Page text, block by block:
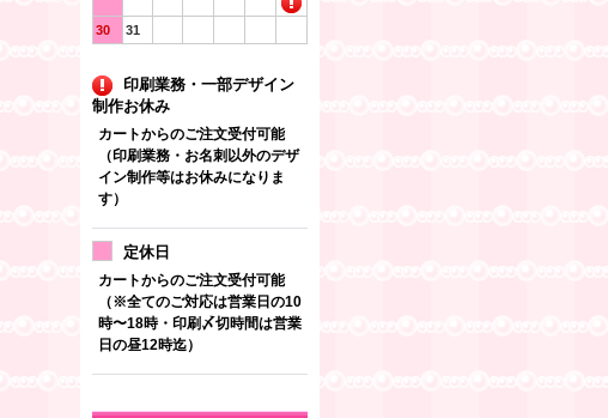
30 31
印刷業務・一部デザイン
制作お休み
カートからのご注文受付可能
（印刷業務・お名刺以外のデザ
イン制作等はお休みになりま
す）
定休日
カートからのご注文受付可能
（※全てのご対応は営業日の10
時〜18時・印刷〆切時間は営業
日の昼12時迄）